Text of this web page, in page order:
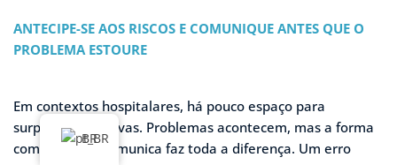
ANTECIPE-SE AOS RISCOS E COMUNIQUE ANTES QUE O
PROBLEMA ESTOURE
Em contextos hospitalares, há pouco espaço para
surpresas negativas. Problemas acontecem, mas a forma
como você os comunica faz toda a diferença. Um erro
BR